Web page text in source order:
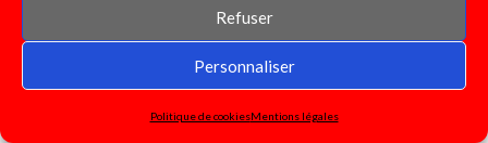
Refuser
Personnaliser
Politique de cookiesMentions légales
Motion pour la grève et